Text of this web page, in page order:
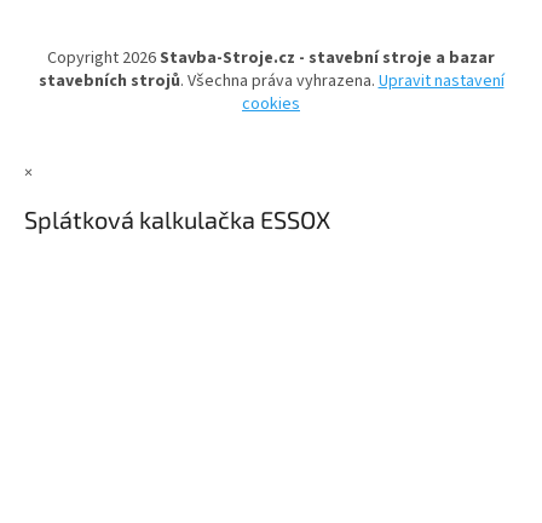
Copyright 2026Stavba-Stroje.cz - stavební stroje a bazar
stavebních strojů. Všechna práva vyhrazena.Upravit nastavení
cookies
×
Splátková kalkulačka ESSOX